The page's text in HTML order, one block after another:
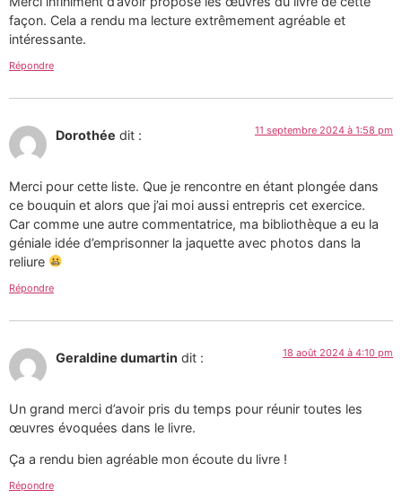
façon. Cela a rendu ma lecture extrêmement agréable et
intéressante.
Répondre
Dorothée dit : 11 septembre 2024 à 1:58 pm
Merci pour cette liste. Que je rencontre en étant plongée dans
ce bouquin et alors que j’ai moi aussi entrepris cet exercice.
Car comme une autre commentatrice, ma bibliothèque a eu la
géniale idée d’emprisonner la jaquette avec photos dans la
reliure
Répondre
Geraldine dumartin dit : 18 août 2024 à 4:10 pm
Un grand merci d’avoir pris du temps pour réunir toutes les
œuvres évoquées dans le livre.
Ça a rendu bien agréable mon écoute du livre !
Répondre